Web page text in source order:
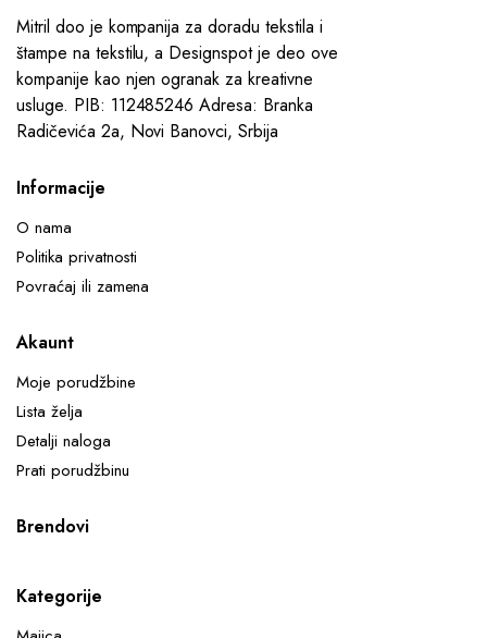
Mitril doo je kompanija za doradu tekstila i
štampe na tekstilu, a Designspot je deo ove
kompanije kao njen ogranak za kreativne
usluge. PIB: 112485246 Adresa: Branka
Radičevića 2a, Novi Banovci, Srbija
Informacije
O nama
Politika privatnosti
Povraćaj ili zamena
Akaunt
Moje porudžbine
Lista želja
Detalji naloga
Prati porudžbinu
Brendovi
Kategorije